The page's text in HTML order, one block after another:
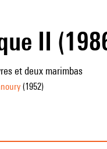
II
et deux marimbas
(1952)